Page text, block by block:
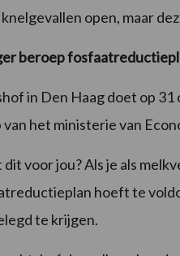
open, maar
beroep
in Den Haag doet op
het ministerie van
voor jou? Als je als
hoeft te
te krijgen.